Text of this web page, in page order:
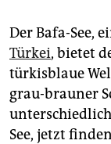
unterstützen
abo
genossenschaft
Der Bafa-See,
Türkei, bietet
türkisblaue
grau-brauner
See, jetzt